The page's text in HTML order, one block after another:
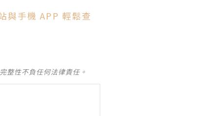
與手機 APP 輕鬆查
整性不負任何法律責任。